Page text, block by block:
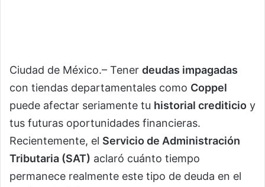
Ciudad de México.– Tener deudas impagadas
con tiendas departamentales como Coppel
puede afectar seriamente tu historial crediticio y
tus futuras oportunidades financieras.
Recientemente, el Servicio de Administración
Tributaria (SAT) aclaró cuánto tiempo
permanece realmente este tipo de deuda en el